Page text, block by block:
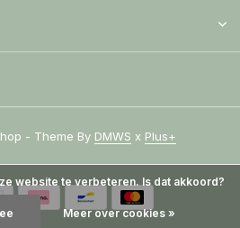
- Theme By DMWS x Plus+
website te verbeteren. Is dat akkoord?
Meer over cookies »